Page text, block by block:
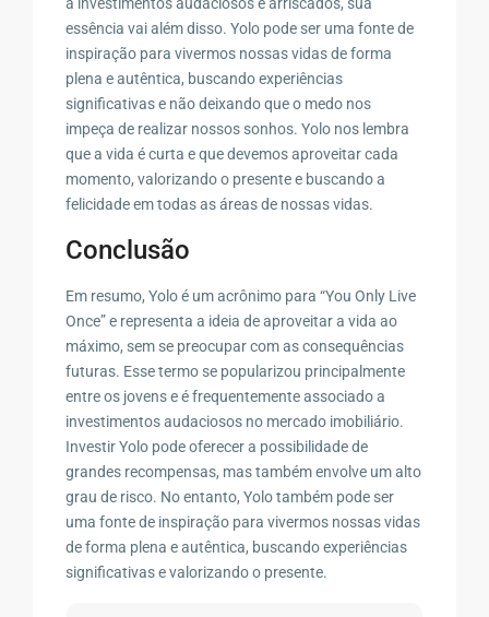
essência vai além disso. Yolo pode ser uma fonte de
inspiração para vivermos nossas vidas de forma
plena e autêntica, buscando experiências
significativas e não deixando que o medo nos
impeça de realizar nossos sonhos. Yolo nos lembra
que a vida é curta e que devemos aproveitar cada
momento, valorizando o presente e buscando a
felicidade em todas as áreas de nossas vidas.
Conclusão
Em resumo, Yolo é um acrônimo para “You Only Live
Once” e representa a ideia de aproveitar a vida ao
máximo, sem se preocupar com as consequências
futuras. Esse termo se popularizou principalmente
entre os jovens e é frequentemente associado a
investimentos audaciosos no mercado imobiliário.
Investir Yolo pode oferecer a possibilidade de
grandes recompensas, mas também envolve um alto
grau de risco. No entanto, Yolo também pode ser
uma fonte de inspiração para vivermos nossas vidas
de forma plena e autêntica, buscando experiências
significativas e valorizando o presente.